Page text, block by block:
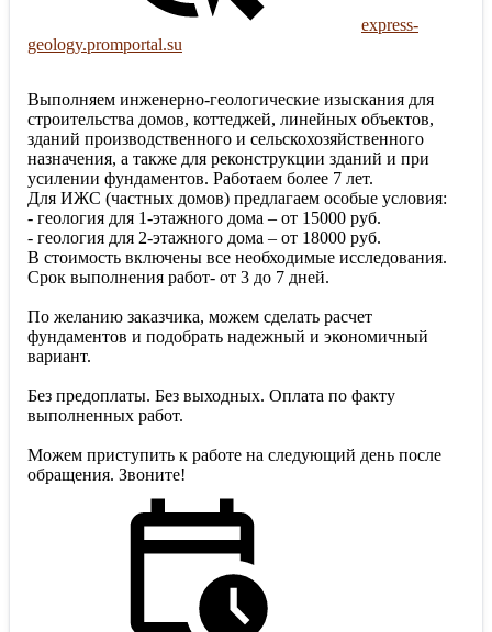
express-
geology.promportal.su
Выполняем инженерно-геологические изыскания для
строительства домов, коттеджей, линейных объектов,
зданий производственного и сельскохозяйственного
назначения, а также для реконструкции зданий и при
усилении фундаментов. Работаем более 7 лет.
Для ИЖС (частных домов) предлагаем особые условия:
- геология для 1-этажного дома – от 15000 руб.
- геология для 2-этажного дома – от 18000 руб.
В стоимость включены все необходимые исследования.
Срок выполнения работ- от 3 до 7 дней.
По желанию заказчика, можем сделать расчет
фундаментов и подобрать надежный и экономичный
вариант.
Без предоплаты. Без выходных. Оплата по факту
выполненных работ.
Можем приступить к работе на следующий день после
обращения. Звоните!